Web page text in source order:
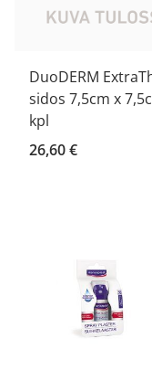
DuoDERM
sidos 7,5cm x
kpl
26,60 €